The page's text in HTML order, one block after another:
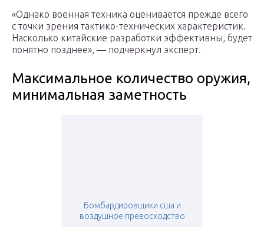
«Однако военная техника оценивается прежде всего
с точки зрения тактико-технических характеристик.
Насколько китайские разработки эффективны, будет
понятно позднее», — подчеркнул эксперт.
Максимальное количество оружия,
минимальная заметность
Бомбардировщики сша и
воздушное превосходство